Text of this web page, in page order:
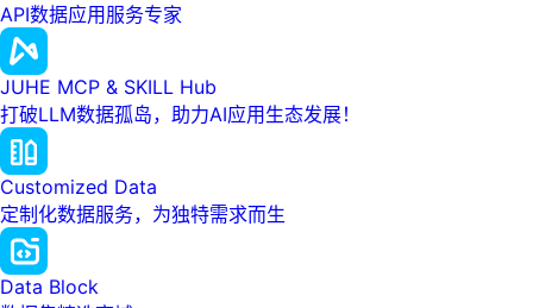
API数据应用服务专家
JUHE MCP & SKILL Hub
打破LLM数据孤岛，助力AI应用生态发展！
Customized Data
定制化数据服务，为独特需求而生
Data Block